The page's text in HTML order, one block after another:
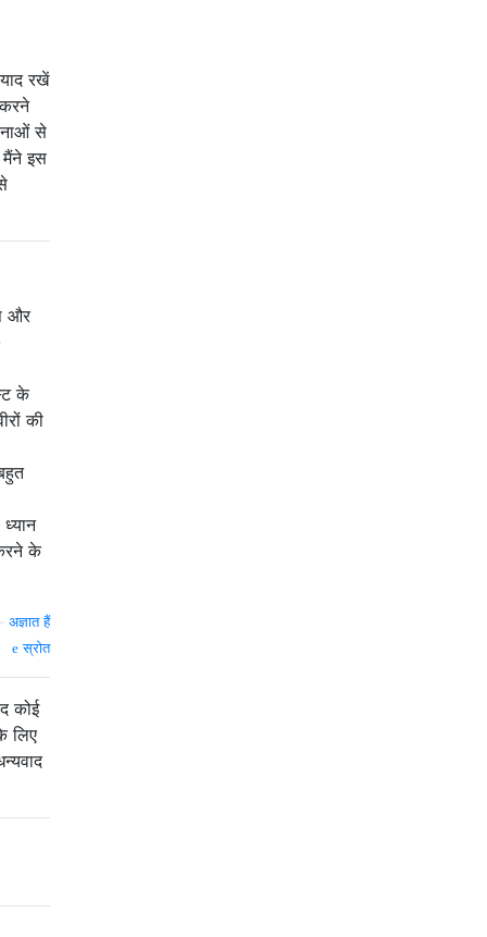
रखें
से
मैंने इस
और
के
की
के
अज्ञात हैं
स्रोत
कोई
लिए